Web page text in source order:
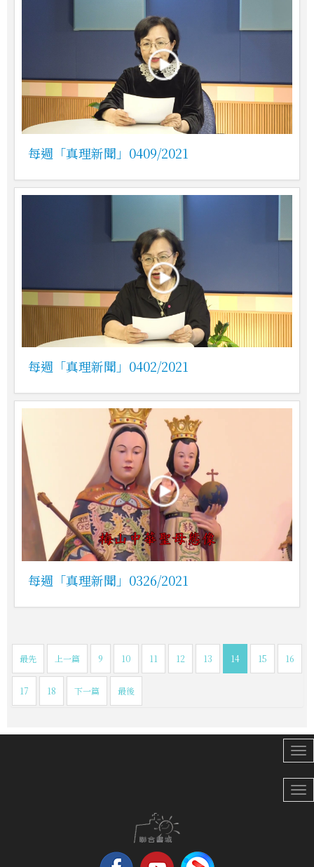
每週「真理新聞」0409/2021
每週「真理新聞」0402/2021
每週「真理新聞」0326/2021
最先 上一篇 9 10 11 12 13 14 15 16
17 18 下一篇 最後